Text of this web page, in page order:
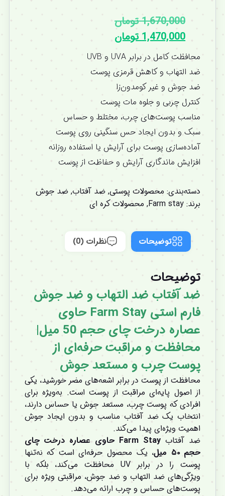
1,670,000تومان
1,470,000تومان
محافظت کامل در برابر UVA و UVB
ضد التهاب و کاهش قرمزی پوست
ضد جوش و غیر کومدون‌زا
کنترل چربی و جلوه مات پوست
مناسب پوست‌های چرب، مختلط و حساس
سبک و بدون ایجاد حس سنگینی روی پوست
آماده‌سازی پوست برای آرایش یا استفاده روزانه
افزایش ماندگاری آرایش و حفاظت از پوست
دسته‌بندی: محصولات پوستی, ضد آفتاب, ضد جوش
برند: Farm stay
, محصولات کره ای
توضیحات نظرات (0)
توضیحات
ضد آفتاب ضد التهاب و ضد جوش
فارم استی Farm Stay حاوی
عصاره درخت چای حجم 50 میل|
محافظت و مراقبت حرفه‌ای از
پوست چرب و مستعد جوش
محافظت از پوست در برابر اشعه‌های مضر خورشید، یکی
از اصول پایه‌ای مراقبت از پوست است. به‌ویژه برای
افرادی که پوست چرب، مستعد جوش یا حساس دارند،
انتخاب یک ضد آفتاب مناسب و بدون ایجاد جوش
اهمیت ویژه‌ای پیدا می‌کند.
ضد آفتاب
Farm Stay حاوی عصاره درخت چای
حجم ۵۰ میل
، یک محصول حرفه‌ای است که نه‌تنها
پوست را در برابر UV محافظت می‌کند، بلکه با
ویژگی‌های ضد التهاب و ضد جوش، مراقبتی ویژه برای
پوست‌های حساس و چرب ارائه می‌دهد.